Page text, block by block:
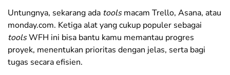
Untungnya, sekarang ada toolsmacam Trello, Asana, atau
monday.com. Ketiga alat yang cukup populer sebagai
toolsWFH ini bisa bantu kamu memantau progres
proyek, menentukan prioritas dengan jelas, serta bagi
tugas secara efisien.